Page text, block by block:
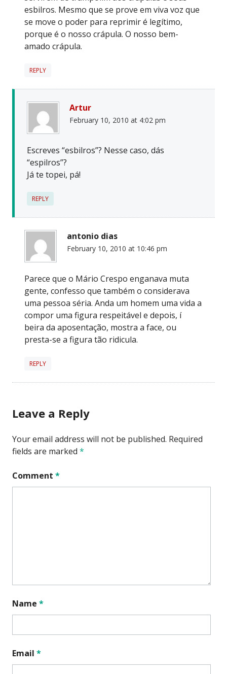
esbilros. Mesmo que se prove em viva voz que
se move o poder para reprimir é legítimo,
porque é o nosso crápula. O nosso bem-
amado crápula.
REPLY
Artur
February 10, 2010 at 4:02 pm
Escreves “esbilros”? Nesse caso, dás
“espilros”?
Já te topei, pá!
REPLY
antonio dias
February 10, 2010 at 10:46 pm
Parece que o Mário Crespo enganava muta
gente, confesso que também o considerava
uma pessoa séria. Anda um homem uma vida a
compor uma figura respeitável e depois, í
beira da aposentação, mostra a face, ou
presta-se a figura tão ridicula.
REPLY
Leave a Reply
Your email address will not be published. Required
fields are marked *
Comment *
Name *
Email *